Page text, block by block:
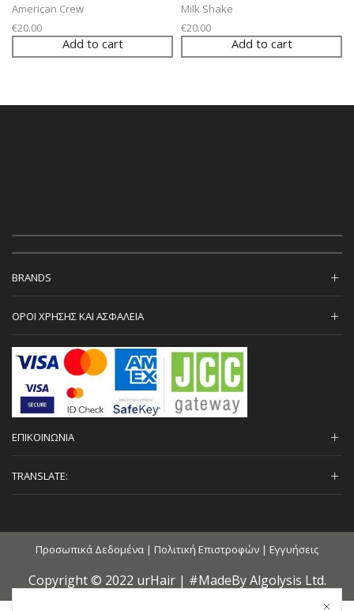
American Crew
€20.00
Add to cart
Milk Shake
€20.00
Add to cart
BRANDS
ΟΡΟΙ ΧΡΗΣΗΣ ΚΑΙ ΑΣΦΑΛΕΙΑ
ΕΠΙΚΟΙΝΩΝΙΑ
TRANSLATE:
Προσωπικά Δεδομένα | Πολιτική Επιστροφών | Εγγυήσεις
Copyright © 2022 urHair | #MadeByAlgolysis Ltd.